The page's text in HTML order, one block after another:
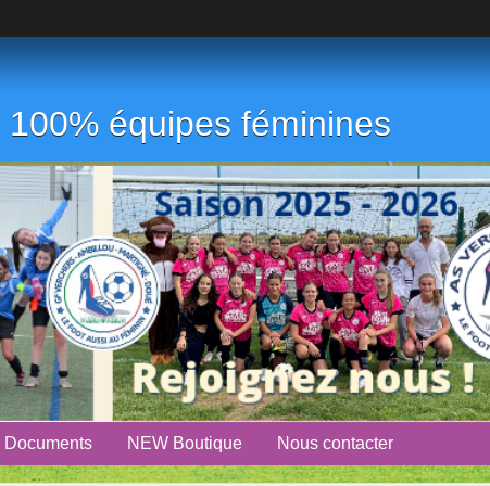
équipes féminines
Documents NEW Boutique Nous contacter